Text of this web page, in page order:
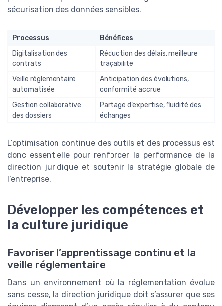
sécurisation des données sensibles.
Processus
Bénéfices
Digitalisation des
contrats
Réduction des délais, meilleure
traçabilité
Veille réglementaire
automatisée
Anticipation des évolutions,
conformité accrue
Gestion collaborative
des dossiers
Partage d’expertise, fluidité des
échanges
L’optimisation continue des outils et des processus est
donc essentielle pour renforcer la performance de la
direction juridique et soutenir la stratégie globale de
l’entreprise.
Développer les compétences et
la culture juridique
Favoriser l’apprentissage continu et la
veille réglementaire
Dans un environnement où la réglementation évolue
sans cesse, la direction juridique doit s’assurer que ses